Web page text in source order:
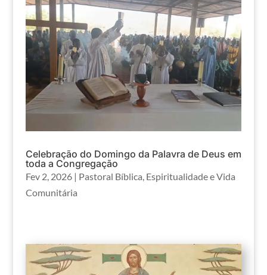
Celebração do Domingo da Palavra de Deus em
toda a Congregação
Fev 2, 2026| Pastoral Bíblica, Espiritualidade e Vida
Comunitária